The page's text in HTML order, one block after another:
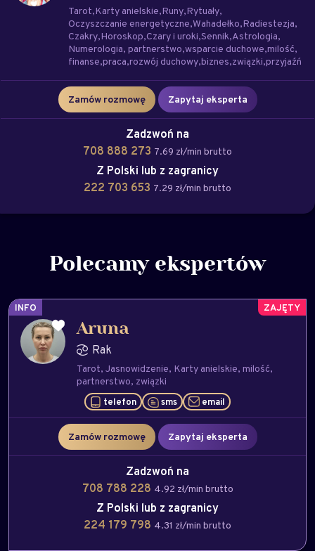
Tarot Karty anielskie Runy Rytuały
Oczyszczanie energetyczne Wahadełko Radiestezja
Czakry Horoskop Czary i uroki Sennik Astrologia
Numerologia partnerstwo wsparcie duchowe milość
finanse praca rozwój duchowy biznes związki przyjaźń
Zamów rozmowę Zapytaj eksperta
Zadzwoń na
708 888 273 7.69 zł/min brutto
Z Polski lub z zagranicy
222 703 653 7.29 zł/min brutto
Polecamy ekspertów
INFO
Aruna
Rak
Tarot Jasnowidzenie Karty anielskie milość
partnerstwo związki
telefon sms email
Zamów rozmowę Zapytaj eksperta
Zadzwoń na
708 788 228 4.92 zł/min brutto
Z Polski lub z zagranicy
224 179 798 4.31 zł/min brutto